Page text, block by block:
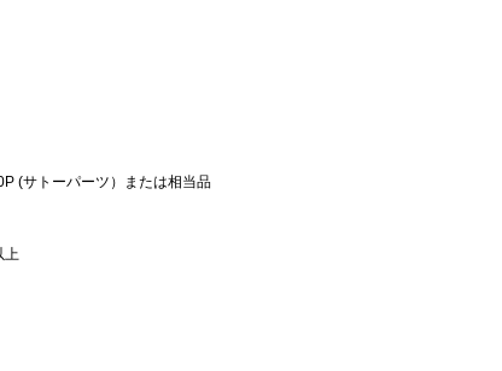
(サトーパーツ）または相当品
上